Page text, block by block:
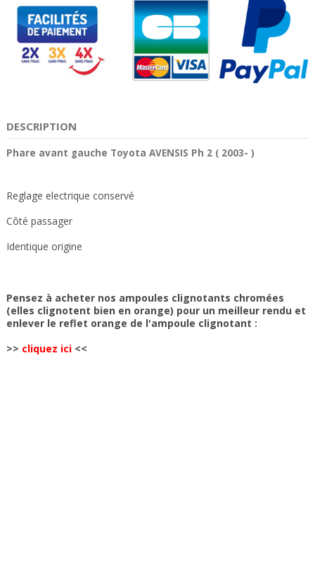
DESCRIPTION
Phare avant gauche Toyota AVENSIS Ph 2 ( 2003- )
Reglage electrique conservé
Côté passager
Identique origine
Pensez à acheter nos ampoules clignotants chromées
(elles clignotent bien en orange) pour un meilleur rendu et
enlever le reflet orange de l'ampoule clignotant :
>> cliquez ici <<